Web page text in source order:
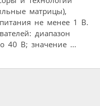
матрицы),
не менее 1 В.
диапазон
40 В; значение ...